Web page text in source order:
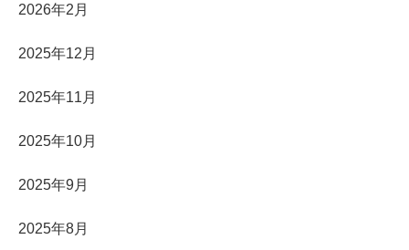
2026年2月
2025年12月
2025年11月
2025年10月
2025年9月
2025年8月